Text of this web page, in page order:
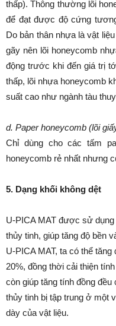
thấp). Thông thường lõi
để đạt được độ cứng
Do bản thân nhựa là vật
gãy nên lõi honeycomb
động trước khi đến giá trị
thấp, lõi nhựa honeycomb
suất cao như ngành tàu
d. Paper honeycomb (lõi
Chỉ dùng cho các tấm
honeycomb rẻ nhất nhưng
5. Dạng khối không dệt
U-PICA MAT được sử
thủy tinh, giúp tăng độ bền
U-PICA MAT, ta có thể
20%, đồng thời cải thiện
còn giúp tăng tính đồng
thủy tinh bị tập trung ở một
dày của vật liệu.